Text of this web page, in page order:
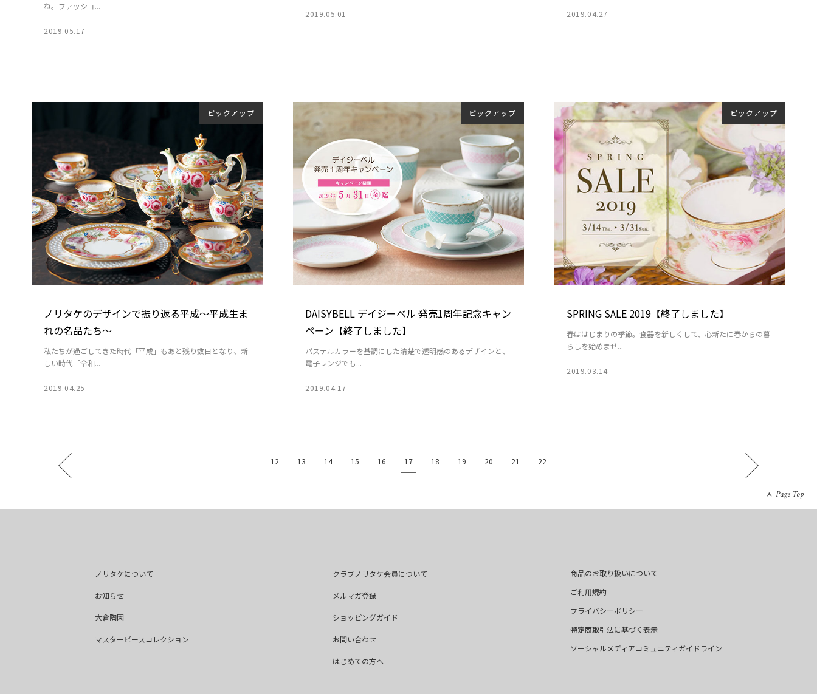
ね。ファッショ...
2019.05.17
2019.05.01 2019.04.27
ピックアップ
ノリタケのデザインで振り返る平成～平成生ま
れの名品たち～
私たちが過ごしてきた時代「平成」もあと残り数日となり、新
しい時代「令和...
2019.04.25
ピックアップ
DAISYBELL デイジーベル 発売1周年記念キャン
ペーン【終了しました】
パステルカラーを基調にした清楚で透明感のあるデザインと、
電子レンジでも...
2019.04.17
ピックアップ
SPRING SALE 2019【終了しました】
春ははじまりの季節。食器を新しくして、心新たに春からの暮
らしを始めませ...
2019.03.14
12 13 14 15 16 17 18 19 20 21 22
Page Top
ノリタケについて
お知らせ
大倉陶園
マスターピースコレクション
クラブノリタケ会員について
メルマガ登録
ショッピングガイド
お問い合わせ
はじめての方へ
商品のお取り扱いについて
ご利用規約
プライバシーポリシー
特定商取引法に基づく表示
ソーシャルメディアコミュニティガイドライン